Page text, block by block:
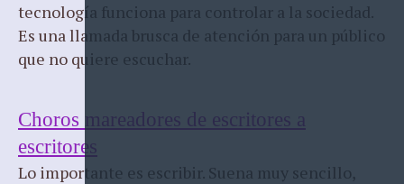
tecnología funciona para controlar a la sociedad.
Es una llamada brusca de atención para un público
que no quiere escuchar.
Choros mareadores de escritores a
escritores
Lo importante es escribir. Suena muy sencillo,